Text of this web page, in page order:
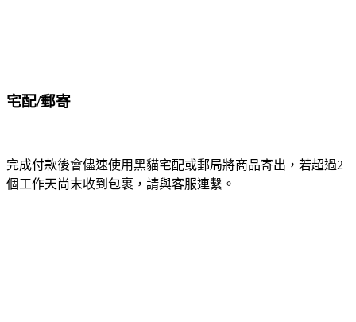
宅配/郵寄
完成付款後會儘速使用黑貓宅配或郵局將商品寄出，若超過2
個工作天尚末收到包裹，請與客服連繫。